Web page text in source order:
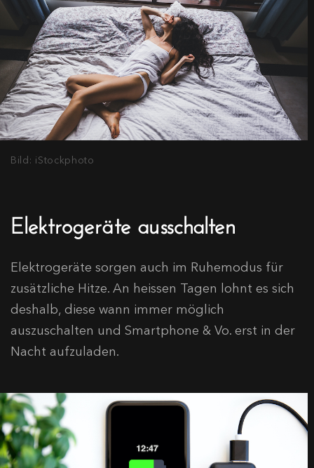
Bild: iStockphoto
Elektrogeräte ausschalten
Elektrogeräte sorgen auch im Ruhemodus für
zusätzliche Hitze. An heissen Tagen lohnt es sich
deshalb, diese wann immer möglich
auszuschalten und Smartphone & Vo. erst in der
Nacht aufzuladen.